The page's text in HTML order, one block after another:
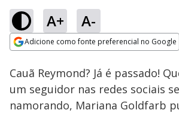
A+ A-
Adicione como fonte preferencial no Google
Ativar
100.00%
Cauã Reymond? Já é passado!
um seguidor nas redes sociais
namorando, Mariana Goldfarb